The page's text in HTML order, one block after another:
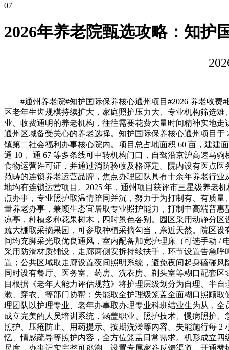
07
2026年养老院甄选攻略：知护
#通州养老院#知护国际保养核心通州项目#2026 养老收费#
区老年生齿规模持续扩大，家庭照护压力大、专业机构筛选
业、收费通明的养老机构，往往需要花费大量时间精神实地
通州区域备受关心的养老选择。知护国际保养核心通州项目
镇第二社会福利办事核心院内。项目总占地面积 60 亩，建建
通 10 、通 67 等多条线可中转机构门口，自驾沿京沪高速马
食物运营许可证，并通过消防验收及格评定。院内设有医点
范畴的连锁养老运营品牌，焦点办理团队具有十余年养老行
地均有连锁运营项目。2025 年，通州项目获评市三星级养老
点办事，专业照护取温情陪同并沉，努力于为打制有、有质
量养老办事，兼顾生态宜居取专业照护能力，打制中高端普
凉亭，种植多种花果树木，四时景色各别。园区采用动静分
蔬大棚取采摘果园，可参取种植采摘勾当，亲近天然。院区
间均充脚采光取优良通风，室内配备加宽护理床（可选手动 /
采用防滑材质铺设，走廊两侧安拆持续扶手，环节设置告急
置；公共区域取走廊设置夜间照明系统，避免夜间起身磕碰
同时设有餐厅、医务室、药房、洗衣房、剃头室等糊口配套
目根据《老年人能力评估规范》将护理层级划分为自理、半
漱、穿衣、等部门协帮；失能取全护理级笼盖全面糊口照顾
理团队以护理专业、老年办事取办理专业科班结业生为从，
成立完美的人员培训系统，涵盖职业、照护技术、慢病照护
照护、压疮防止、用药提示、按期洗澡等内容。失能施行每
忆、情感疏导等照护内容，全方位笼盖日常需求。机形成立
尺度，办事记实完整可逃溯。设置专属家眷反馈渠道，开通